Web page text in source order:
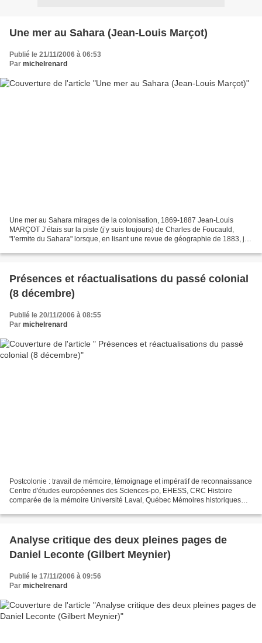
Une mer au Sahara (Jean-Louis Marçot)
Publié le 21/11/2006 à 06:53
Par michelrenard
Une mer au Sahara mirages de la colonisation, 1869-1887 Jean-Louis
MARÇOT J’étais sur la piste (j’y suis toujours) de Charles de Foucauld,
"l’ermite du Sahara" lorsque, en lisant une revue de géographie de 1883, je
Présences et réactualisations du passé colonial
(8 décembre)
Publié le 20/11/2006 à 08:55
Par michelrenard
Postcolonie : travail de mémoire, témoignage et impératif de reconnaissance
Centre d'études européennes des Sciences-po, EHESS, CRC Histoire
comparée de la mémoire Université Laval, Québec Mémoires historiques
Analyse critique des deux pleines pages de
Daniel Leconte (Gilbert Meynier)
Publié le 17/11/2006 à 09:56
Par michelrenard